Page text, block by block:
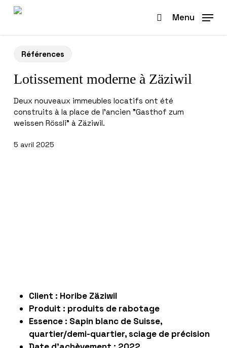
Skip
search
Menu
Références
Lotissement moderne à Zäziwil
Deux nouveaux immeubles locatifs ont été
construits à la place de l'ancien "Gasthof zum
weissen Rössli" à Zäziwil.
5 avril 2025
Client : Horibe Zäziwil
Produit : produits de rabotage
Essence : Sapin blanc de Suisse,
quartier/demi-quartier, sciage de précision